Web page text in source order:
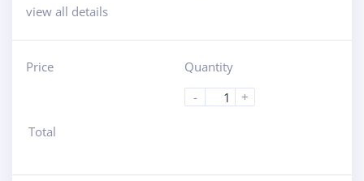
view all details
Price
Quantity
-
+
Total